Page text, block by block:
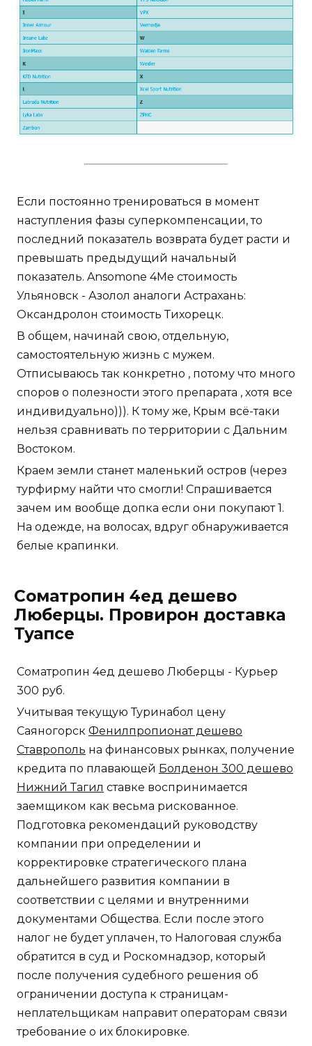
Если постоянно тренироваться в момент
наступления фазы суперкомпенсации, то
последний показатель возврата будет расти и
превышать предыдущий начальный
показатель. Ansomone 4Me стоимость
Ульяновск - Азолол аналоги Астрахань:
Оксандролон стоимость Тихорецк.
В общем, начинай свою, отдельную,
самостоятельную жизнь с мужем.
Отписываюсь так конкретно , потому что много
споров о полезности этого препарата , хотя все
индивидуально))). К тому же, Крым всё-таки
нельзя сравнивать по территории с Дальним
Востоком.
Краем земли станет маленький остров (через
турфирму найти что смогли! Спрашивается
зачем им вообще допка если они покупают 1.
На одежде, на волосах, вдруг обнаруживается
белые крапинки.
Cоматропин 4ед дешево
Люберцы. Провирон доставка
Туапсе
Cоматропин 4ед дешево Люберцы - Курьер
300 руб.
Учитывая текущую Туринабол цену
Саяногорск Фенилпропионат дешево
Ставрополь на финансовых рынках, получение
кредита по плавающей Болденон 300 дешево
Нижний Тагил ставке воспринимается
заемщиком как весьма рискованное.
Подготовка рекомендаций руководству
компании при определении и
корректировке стратегического плана
дальнейшего развития компании в
соответствии с целями и внутренними
документами Общества. Если после этого
налог не будет уплачен, то Налоговая служба
обратится в суд и Роскомнадзор, который
после получения судебного решения об
ограничении доступа к страницам-
неплательщикам направит операторам связи
требование о их блокировке.